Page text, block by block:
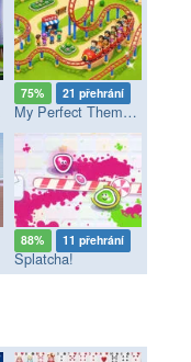
75% 21 přehrání
My Perfect Theme Park
88% 11 přehrání
Splatcha!